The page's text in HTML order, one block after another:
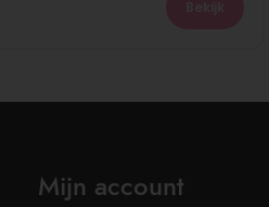
Mijn account